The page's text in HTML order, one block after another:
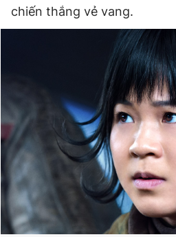
Đặt báo Quảng cáo
Tổng biên tập: Nguyễn Ngọc Toàn
Phó tổng biên tập thường trực: Hải
Phó tổng biên tập: Lâm Hiếu Dũng
Phó tổng biên tập: Trần Việt Hưng
Tổng thư ký tòa soạn: Đức Trung
Giấy phép xuất bản số 110/GP -
© 2003-2026 Bản quyền thuộc về
chép dưới mọi hình thức nếu không
bản. Phát triển bởi ePi Technologies,
chiến thắng vẻ vang.